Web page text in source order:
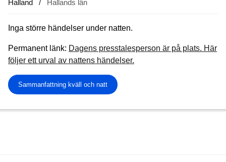
Halland Hallands län
Inga större händelser under natten.
Permanent länk: Dagens presstalesperson är på plats. Här
följer ett urval av nattens händelser.
Sammanfattning kväll och natt